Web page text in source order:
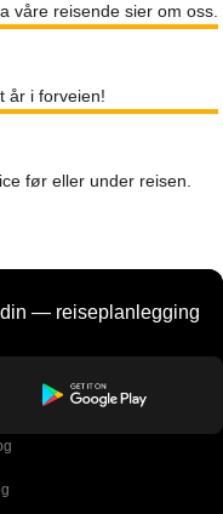
våre reisende sier om oss.
år i forveien!
før eller under reisen.
— reiseplanlegging